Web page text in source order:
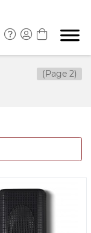
(Page 2)